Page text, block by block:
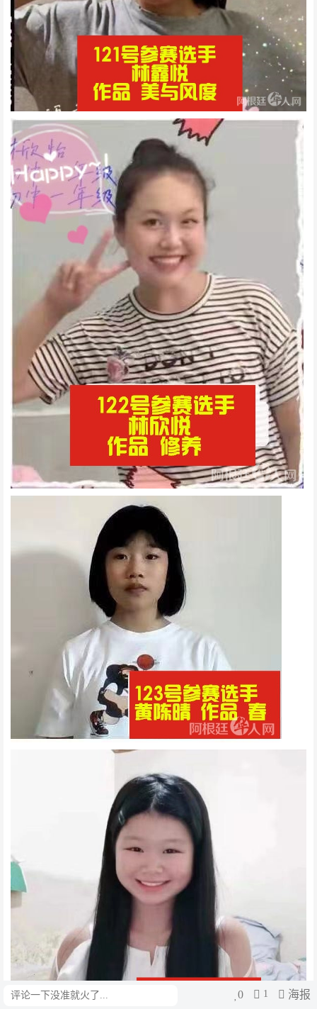
评论 0 1 海报